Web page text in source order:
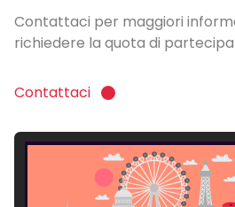
Contattaci per maggiori
richiedere la quota di
Contattaci